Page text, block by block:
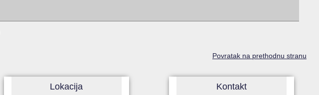
Povratak na prethodnu stranu
Lokacija Kontakt